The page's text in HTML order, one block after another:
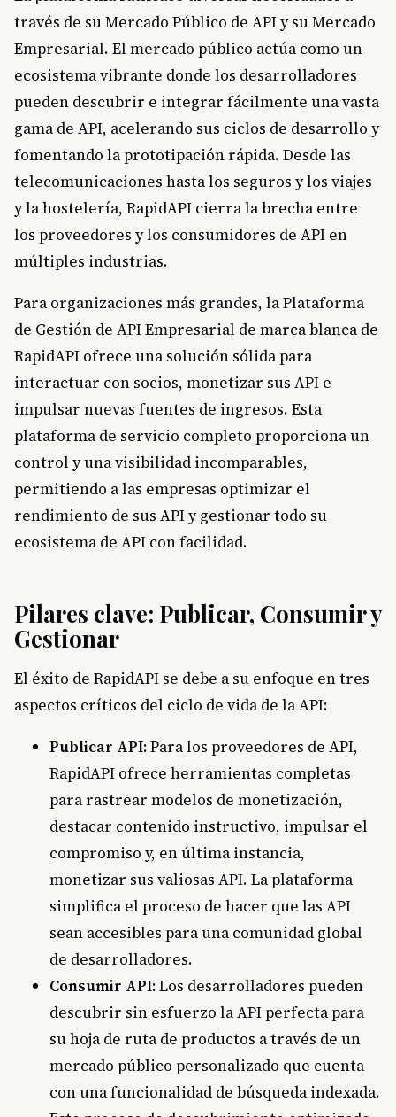
través de su Mercado Público de API y su Mercado
Empresarial. El mercado público actúa como un
ecosistema vibrante donde los desarrolladores
pueden descubrir e integrar fácilmente una vasta
gama de API, acelerando sus ciclos de desarrollo y
fomentando la prototipación rápida. Desde las
telecomunicaciones hasta los seguros y los viajes
y la hostelería, RapidAPI cierra la brecha entre
los proveedores y los consumidores de API en
múltiples industrias.
Para organizaciones más grandes, la Plataforma
de Gestión de API Empresarial de marca blanca de
RapidAPI ofrece una solución sólida para
interactuar con socios, monetizar sus API e
impulsar nuevas fuentes de ingresos. Esta
plataforma de servicio completo proporciona un
control y una visibilidad incomparables,
permitiendo a las empresas optimizar el
rendimiento de sus API y gestionar todo su
ecosistema de API con facilidad.
Pilares clave: Publicar, Consumir y
Gestionar
El éxito de RapidAPI se debe a su enfoque en tres
aspectos críticos del ciclo de vida de la API:
Publicar API:Para los proveedores de API,
RapidAPI ofrece herramientas completas
para rastrear modelos de monetización,
destacar contenido instructivo, impulsar el
compromiso y, en última instancia,
monetizar sus valiosas API. La plataforma
simplifica el proceso de hacer que las API
sean accesibles para una comunidad global
de desarrolladores.
Consumir API:Los desarrolladores pueden
descubrir sin esfuerzo la API perfecta para
su hoja de ruta de productos a través de un
mercado público personalizado que cuenta
con una funcionalidad de búsqueda indexada.